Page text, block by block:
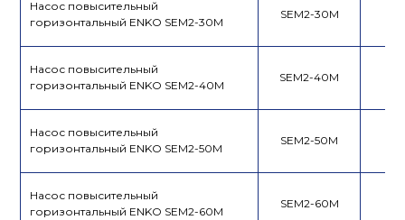
Насос повысительный
горизонтальный ENKO SEM2-30M
SEM2-30M
Насос повысительный
горизонтальный ENKO SEM2-40M
SEM2-40M
Насос повысительный
горизонтальный ENKO SEM2-50M
SEM2-50M
Насос повысительный
горизонтальный ENKO SEM2-60M
SEM2-60M